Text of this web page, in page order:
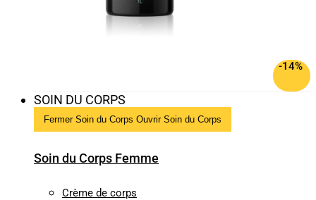
-14%
SOIN DU CORPS
Fermer Soin du Corps Ouvrir Soin du Corps
Soin du Corps Femme
Crème de corps